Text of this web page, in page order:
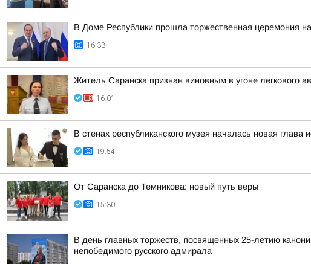
В Доме Республики прошла торжественная церемония
16:33
Житель Саранска признан виновным в угоне легкового
16:01
В стенах республиканского музея началась новая глава
19:54
От Саранска до Темникова: новый путь веры
15:30
В день главных торжеств, посвященных 25-летию
непобедимого русского адмирала